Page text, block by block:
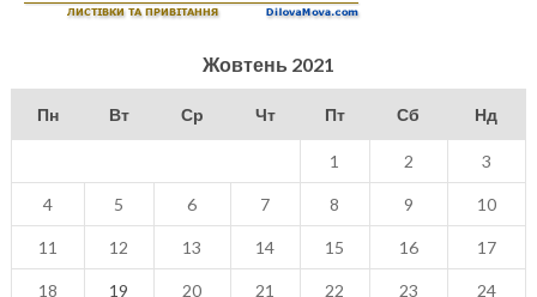
Жовтень 2021
Пн Вт Ср Чт Пт Сб Нд
1 2 3
4 5 6 7 8 9 10
11 12 13 14 15 16 17
18 19 20 21 22 23 24